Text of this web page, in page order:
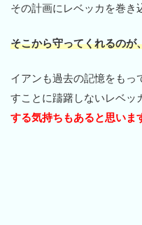
その計画にレベッカを巻き
そこから守ってくれるのが
イアンも過去の記憶をもっ
すことに躊躇しないレベッ
する気持ちもあると思いま